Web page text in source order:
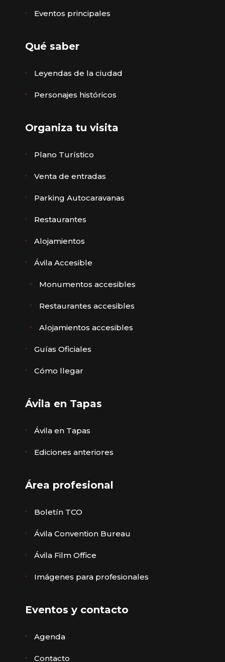
Eventos principales
Qué saber
Leyendas de la ciudad
Personajes históricos
Organiza tu visita
Plano Turístico
Venta de entradas
Parking Autocaravanas
Restaurantes
Alojamientos
Ávila Accesible
Monumentos accesibles
Restaurantes accesibles
Alojamientos accesibles
Guías Oficiales
Cómo llegar
Ávila en Tapas
Ávila en Tapas
Ediciones anteriores
Área profesional
Boletín TCO
Ávila Convention Bureau
Ávila Film Office
Imágenes para profesionales
Eventos y contacto
Agenda
Contacto